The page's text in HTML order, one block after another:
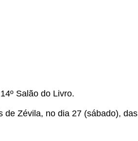
Salão do Livro.
de Zévila, no dia 27 (sábado), das